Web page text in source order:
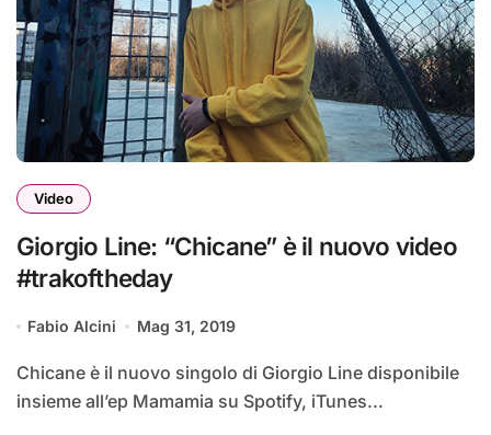
Video
Giorgio Line: “Chicane” è il nuovo video
#trakoftheday
Fabio Alcini Mag 31, 2019
Chicane è il nuovo singolo di Giorgio Line disponibile
insieme all’ep Mamamia su Spotify, iTunes...